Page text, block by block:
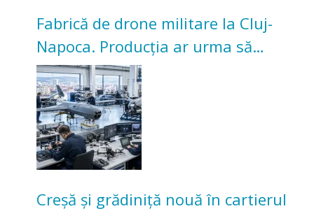
Fabrică de drone militare la Cluj-
Napoca. Producția ar urma să
înceapă în toamna acestui an
Creșă și grădiniță nouă în cartierul